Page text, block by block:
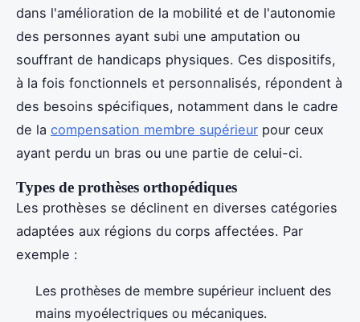
dans l'amélioration de la mobilité et de l'autonomie
des personnes ayant subi une amputation ou
souffrant de handicaps physiques. Ces dispositifs,
à la fois fonctionnels et personnalisés, répondent à
des besoins spécifiques, notamment dans le cadre
de la compensation membre supérieur pour ceux
ayant perdu un bras ou une partie de celui-ci.
Types de prothèses orthopédiques
Les prothèses se déclinent en diverses catégories
adaptées aux régions du corps affectées. Par
exemple :
Les prothèses de membre supérieur incluent des
mains myoélectriques ou mécaniques.